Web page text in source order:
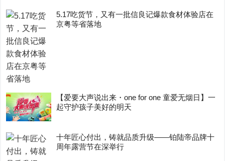
5.17吃货节，又有一批信良记爆款食材体验店在
京粤等省落地
【爱要大声说出来・one for one 童爱无烟日】一
起守护孩子美好的明天
十年匠心付出，铸就品质升级——铂陆帝品牌十
周年露营节在深举行